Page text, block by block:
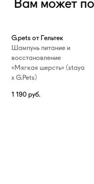
Вам может
G.pets от Гельтек
Шампунь питание и
восстановление
«Мягкая шерсть» (staya
х G.Pets)
1 190 руб.